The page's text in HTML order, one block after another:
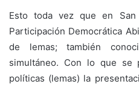
Esto toda vez que en
Participación Democrática
de lemas; también
simultáneo. Con lo que se
políticas (lemas) la